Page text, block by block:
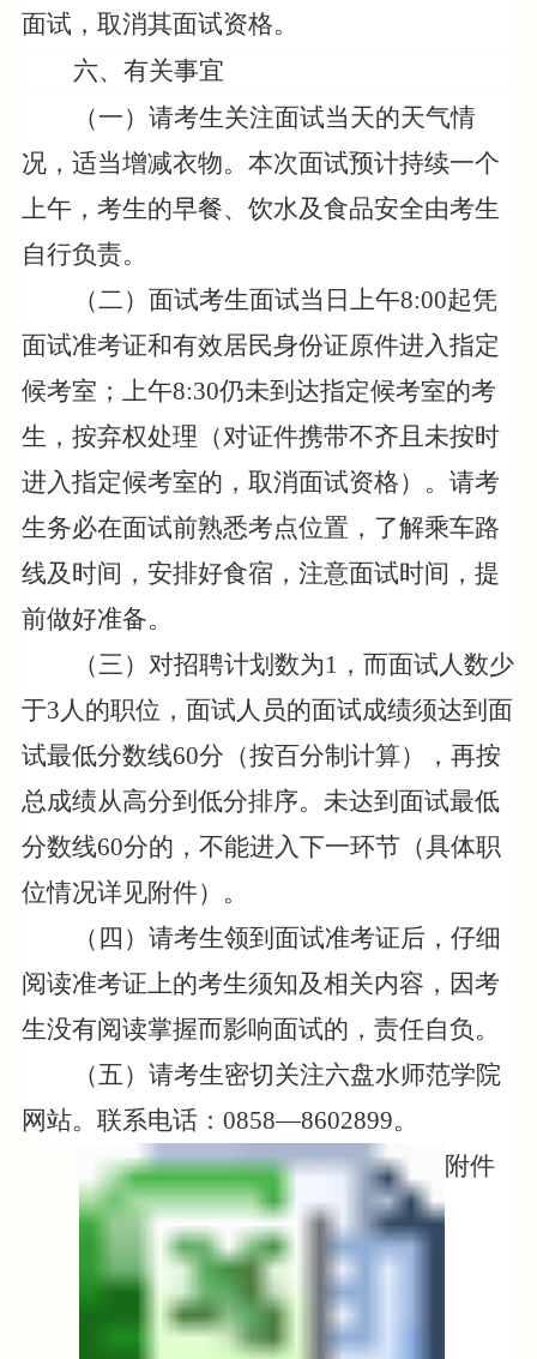
面试，取消其面试资格。
六、有关事宜
（一）请考生关注面试当天的天气情
况，适当增减衣物。 本次面试预计持续一个
上午， 考生的早餐、 饮水及食品安全由考生
自行负责。
（二）面试考生面试当日上午8:00起凭
面试准考证和有效居民身份证原件进入指定
候考室；上午8:30仍未到达指定候考室的考
生，按弃权处理（对证件携带不齐且未按时
进入指定候考室的，取消面试资格）。请考
生务必在面试前熟悉考点位置，了解乘车路
线及时间，安排好食宿，注意面试时间，提
前做好准备。
（三）对招聘计划数为1 ，而面试人数少
于3人的职位，面试人员的面试成绩须达到 面
试最低分数线60分 （按百分制计算） ， 再按
总成绩从高分到低分排序。未达到面试最低
分数线60分的，不能进入下一环节（具体职
位情况详见附件）。
（ 四 ）请考生领到面试准考证后，仔细
阅读准考证上的考生须知及相关内容，因考
生没有阅读掌握而影响面试的，责任自负。
（五）请考生密切关注六盘水师范学院
网站。联系电话： 0858—8602899。
附件